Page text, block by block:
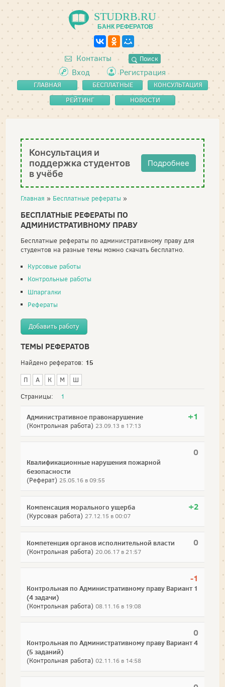
STUDRB.RU
БАНК РЕФЕРАТОВ
Контакты Поиск
Вход Регистрация
ГЛАВНАЯ
БЕСПЛАТНЫЕ
РЕФЕРАТЫ
КОНСУЛЬТАЦИЯ
РЕЙТИНГ
НОВОСТИ
Консультация и
поддержка студентов
в учёбе
Подробнее
Главная » Бесплатные рефераты »
БЕСПЛАТНЫЕ РЕФЕРАТЫ ПО
АДМИНИСТРАТИВНОМУ ПРАВУ
Бесплатные рефераты по административному праву для
студентов на разные темы можно скачать бесплатно.
Курсовые работы
Контрольные работы
Шпаргалки
Рефераты
Добавить работу
ТЕМЫ РЕФЕРАТОВ
Найдено рефератов: 15
П А К М
Ш
Страницы:
1
+1
Административное правонарушение
(Контрольная работа) 23.09.13 в 17:13
0
Квалификационные нарушения пожарной
безопасности
(Реферат) 25.05.16 в 09:55
+2
Компенсация морального ущерба
(Курсовая работа) 27.12.15 в 00:07
0
Компетенция органов исполнительной власти
(Контрольная работа) 20.06.17 в 21:57
-1
Контрольная по Административному праву Вариант 1
(4 задачи)
(Контрольная работа) 08.11.16 в 19:08
0
Контрольная по Административному праву Вариант 4
(5 заданий)
(Контрольная работа) 02.11.16 в 14:58